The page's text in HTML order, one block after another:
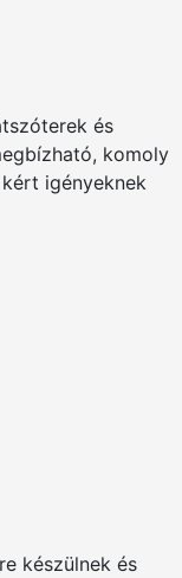
és
komoly
igényeknek
készülnek és